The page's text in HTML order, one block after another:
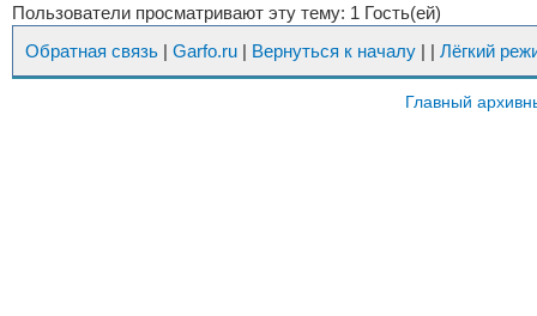
Пользователи просматривают эту тему: 1 Гость(ей)
Обратная связь | Garfo.ru | Вернуться к началу | | Лёгкий
Главный